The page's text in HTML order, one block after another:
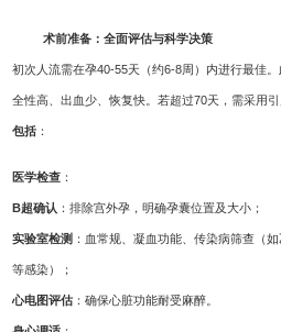
术前准备：全面评估与科学决策
初次人流需在孕40-55天（约6-8周）内进行最佳
全性高、出血少、恢复快。若超过70天，需采用引
包括 ：
医学检查 ：
B超确认 ：排除宫外孕，明确孕囊位置及大小；
实验室检测 ：血常规、凝血功能、传染病筛查（
等感染）；
心电图评估 ：确保心脏功能耐受麻醉。